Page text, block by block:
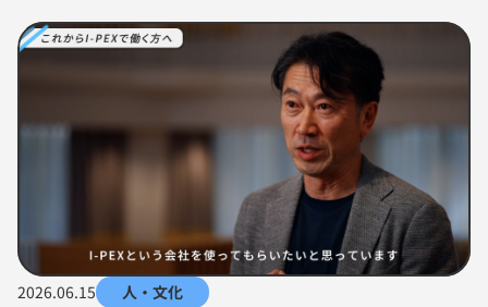
2026.06.15 人・文化